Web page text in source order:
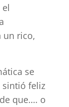
un rico,
se
sintió feliz
que…. o